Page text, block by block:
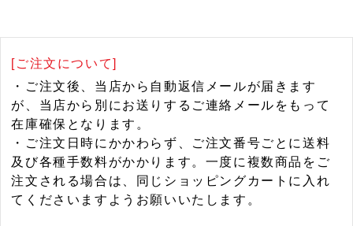
[ご注文について]
・ご注文後、当店から自動返信メールが届きます
が、当店から別にお送りするご連絡メールをもって
在庫確保となります。
・ご注文日時にかかわらず、ご注文番号ごとに送料
及び各種手数料がかかります。一度に複数商品をご
注文される場合は、同じショッピングカートに入れ
てくださいますようお願いいたします。